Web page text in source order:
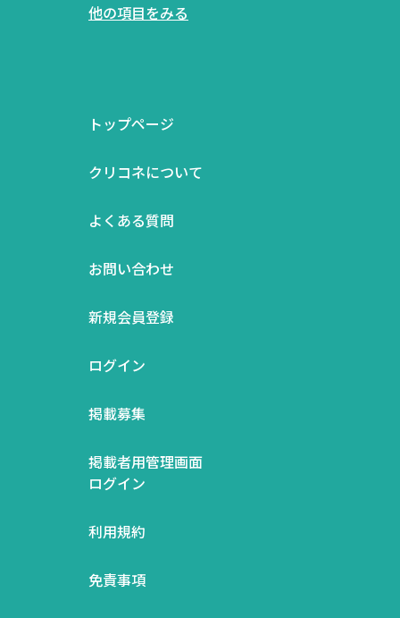
他の項目をみる
トップページ
クリコネについて
よくある質問
お問い合わせ
新規会員登録
ログイン
掲載募集
掲載者用管理画面
ログイン
利用規約
免責事項